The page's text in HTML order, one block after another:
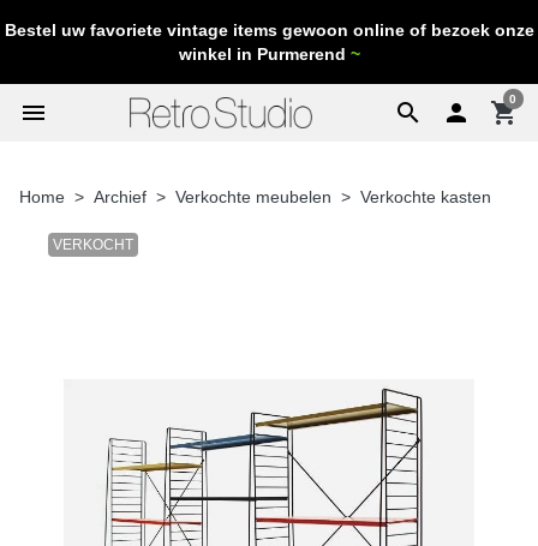
Bestel uw favoriete vintage items gewoon online of bezoek onze
winkel in Purmerend ~
search
menu  shopping_cart
0
Home Archief Verkochte meubelen Verkochte kasten
VERKOCHT